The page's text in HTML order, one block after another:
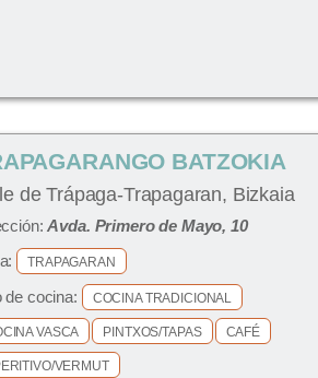
BATZOKIA
de Trápaga-Trapagaran, Bizkaia
Avda. Primero de Mayo, 10
TRAPAGARAN
de cocina: COCINA TRADICIONAL
VASCA PINTXOS/TAPAS CAFÉ
VERMUT